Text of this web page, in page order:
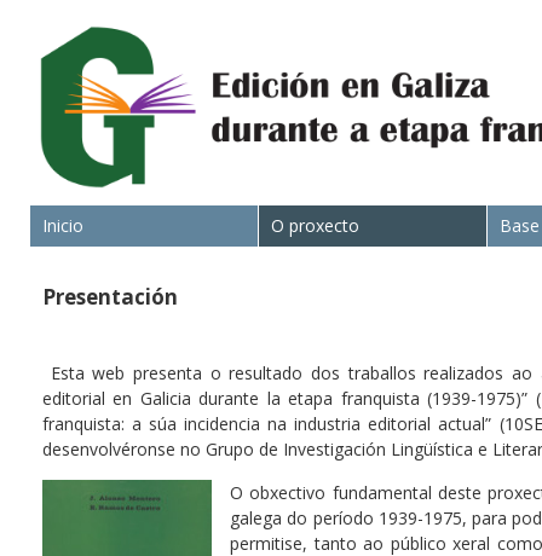
Inicio O proxecto
Presentación
Esta web presenta o resultado dos traballos realizados
editorial en Galicia durante la etapa franquista (1939-
franquista: a súa incidencia na industria editorial actual”
desenvolvéronse no Grupo de Investigación Lingüística e
O obxectivo fundamental deste
galega do período 1939-1975, para
permitise, tanto ao público xeral